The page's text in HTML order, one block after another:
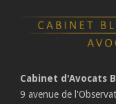
Cabinet d'Avocats
9 avenue de